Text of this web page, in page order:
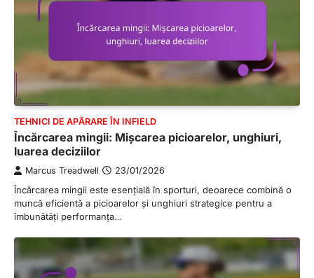
TEHNICI DE APĂRARE ÎN INFIELD
Încărcarea mingii: Mișcarea picioarelor, unghiuri,
luarea deciziilor
Marcus Treadwell 23/01/2026
Încărcarea mingii este esențială în sporturi, deoarece combină o
muncă eficientă a picioarelor și unghiuri strategice pentru a
îmbunătăți performanța…